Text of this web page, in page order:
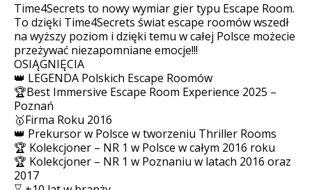
Time4Secrets to nowy wymiar gier typu Escape Room.
To dzięki Time4Secrets świat escape roomów wszedł
na wyższy poziom i dzięki temu w całej Polsce możecie
przeżywać niezapomniane emocje!!!
OSIĄGNIĘCIA
👑 LEGENDA Polskich Escape Roomów
🏆Best Immersive Escape Room Experience 2025 –
Poznań
🥇Firma Roku 2016
👑 Prekursor w Polsce w tworzeniu Thriller Rooms
🏆 Kolekcjoner – NR 1 w Polsce w całym 2016 roku
🏆 Kolekcjoner – NR 1 w Poznaniu w latach 2016 oraz
2017